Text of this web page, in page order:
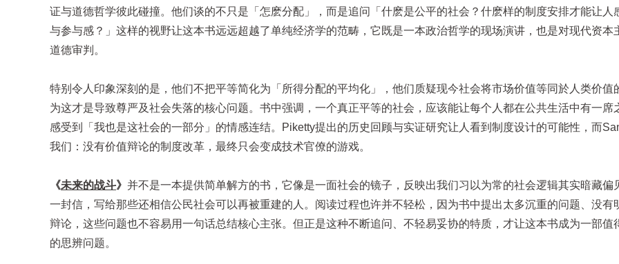
证与道德哲学彼此碰撞。他们谈的不只是「怎麽分配」，而是追问「什麽是公平的社会？什麽样的制度安排才能让人
与参与感？」这样的视野让这本书远远超越了单纯经济学的范畴，它既是一本政治哲学的现场演讲，也是对现代资本
道德审判。
特别令人印象深刻的是，他们不把平等简化为「所得分配的平均化」，他们质疑现今社会将市场价值等同於人类价值
为这才是导致尊严及社会失落的核心问题。书中强调，一个真正平等的社会，应该能让每个人都在公共生活中有一席
感受到「我也是这社会的一部分」的情感连结。Piketty提出的历史回顾与实证研究让人看到制度设计的可能性，而
我们：没有价值辩论的制度改革，最终只会变成技术官僚的游戏。
《未来的战斗》 并不是一本提供简单解方的书，它像是一面社会的镜子，反映出我们习以为常的社会逻辑其实暗藏偏
一封信，写给那些还相信公民社会可以再被重建的人。阅读过程也许并不轻松，因为书中提出太多沉重的问题、没有
辩论，这些问题也不容易用一句话总结核心主张。但正是这种不断追问、不轻易妥协的特质，才让这本书成为一部值
的思辨问题。